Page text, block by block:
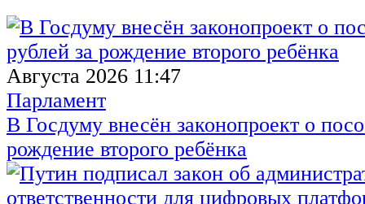
Августа 2026 11:47
Парламент
В Госдуму внесён законопроект о
рождение второго ребёнка